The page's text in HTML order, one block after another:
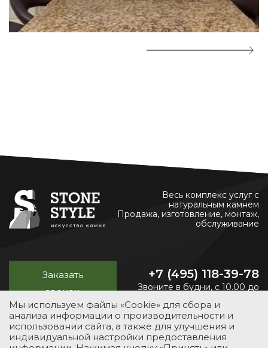
Весь комплекс услуг с
натуральным камнем
Продажа, изготовление, монтаж,
обслуживание
Заказать
звонок
+7 (495) 118-39-78
Звоните в будни, с 10.00 до
УСЛУГИ КАТАЛОГ ПОРТФОЛИО О КОМПАНИИ
Мы используем файлы «Cookie» для сбора и
анализа информации о производительности и
использовании сайта, а также для улучшения и
индивидуальной настройки предоставления